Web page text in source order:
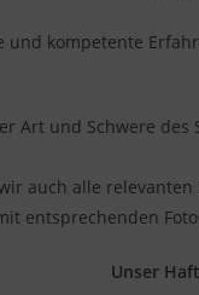
kompetente
Art und Schwere
auch alle
entsprechenden
Unser